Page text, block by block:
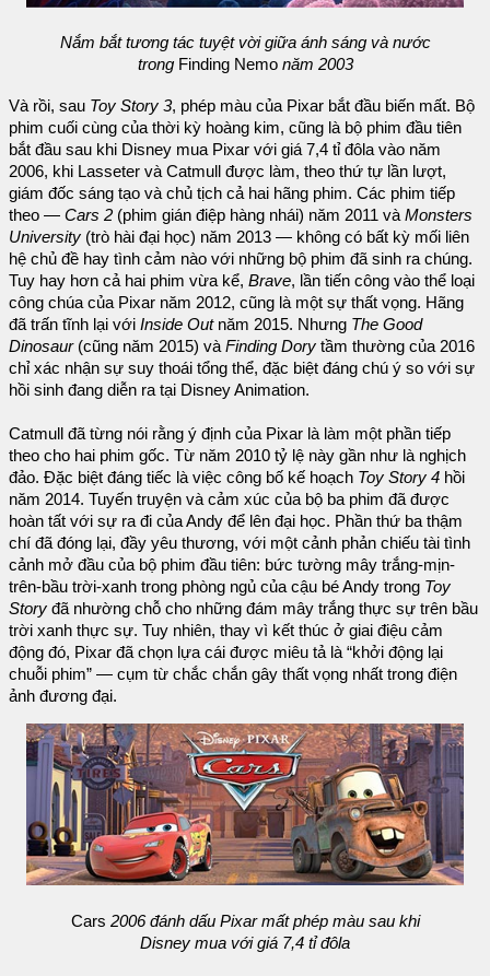
Nắm bắt tương tác tuyệt vời giữa ánh sáng và nước
trong Finding Nemonăm 2003
Và rồi, sau Toy Story 3, phép màu của Pixar bắt đầu biến mất. Bộ
phim cuối cùng của thời kỳ hoàng kim, cũng là bộ phim đầu tiên
bắt đầu sau khi Disney mua Pixar với giá 7,4 tỉ đôla vào năm
2006, khi Lasseter và Catmull được làm, theo thứ tự lần lượt,
giám đốc sáng tạo và chủ tịch cả hai hãng phim. Các phim tiếp
theo — Cars 2 (phim gián điệp hàng nhái) năm 2011 và Monsters
University (trò hài đại học) năm 2013 — không có bất kỳ mối liên
hệ chủ đề hay tình cảm nào với những bộ phim đã sinh ra chúng.
Tuy hay hơn cả hai phim vừa kể, Brave, lần tiến công vào thể loại
công chúa của Pixar năm 2012, cũng là một sự thất vọng. Hãng
đã trấn tĩnh lại với Inside Outnăm 2015. Nhưng The Good
Dinosaur(cũng năm 2015) và Finding Dory tầm thường của 2016
chỉ xác nhận sự suy thoái tổng thể, đặc biệt đáng chú ý so với sự
hồi sinh đang diễn ra tại Disney Animation.
Catmull đã từng nói rằng ý định của Pixar là làm một phần tiếp
theo cho hai phim gốc. Từ năm 2010 tỷ lệ này gần như là nghịch
đảo. Đặc biệt đáng tiếc là việc công bố kế hoạch Toy Story 4 hồi
năm 2014. Tuyến truyện và cảm xúc của bộ ba phim đã được
hoàn tất với sự ra đi của Andy để lên đại học. Phần thứ ba thậm
chí đã đóng lại, đầy yêu thương, với một cảnh phản chiếu tài tình
cảnh mở đầu của bộ phim đầu tiên: bức tường mây trắng-mịn-
trên-bầu trời-xanh trong phòng ngủ của cậu bé Andy trong Toy
Story đã nhường chỗ cho những đám mây trắng thực sự trên bầu
trời xanh thực sự. Tuy nhiên, thay vì kết thúc ở giai điệu cảm
động đó, Pixar đã chọn lựa cái được miêu tả là “khởi động lại
chuỗi phim” — cụm từ chắc chắn gây thất vọng nhất trong điện
ảnh đương đại.
Cars 2006 đánh dấu Pixar mất phép màu sau khi
Disney mua với giá 7,4 tỉ đôla